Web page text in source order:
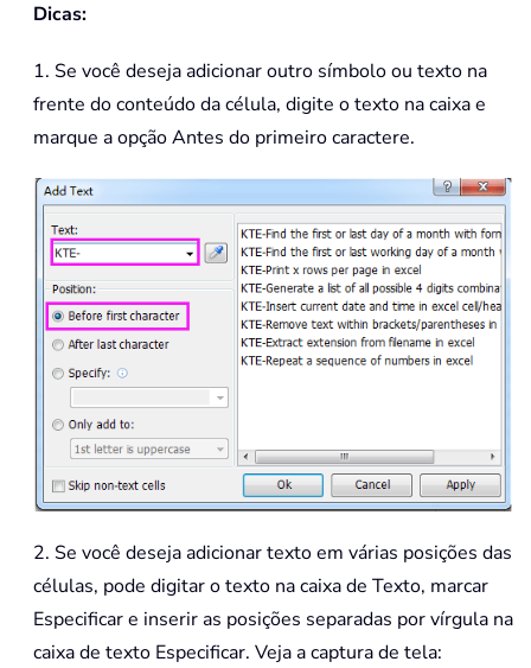
Dicas:
1. Se você deseja adicionar outro símbolo ou texto na
frente do conteúdo da célula, digite o texto na caixa e
marque a opção Antes do primeiro caractere.
2. Se você deseja adicionar texto em várias posições das
células, pode digitar o texto na caixa de Texto, marcar
Especificar e inserir as posições separadas por vírgula na
caixa de texto Especificar. Veja a captura de tela: